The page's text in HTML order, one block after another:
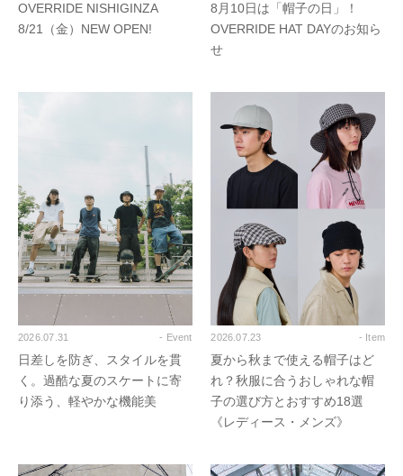
OVERRIDE NISHIGINZA
8/21（金）NEW OPEN!
8月10日は「帽子の日」！
OVERRIDE HAT DAYのお知ら
せ
2026.07.31 - Event
日差しを防ぎ、スタイルを貫
く。過酷な夏のスケートに寄
り添う、軽やかな機能美
2026.07.23 - Item
夏から秋まで使える帽子はど
れ？秋服に合うおしゃれな帽
子の選び方とおすすめ18選
《レディース・メンズ》